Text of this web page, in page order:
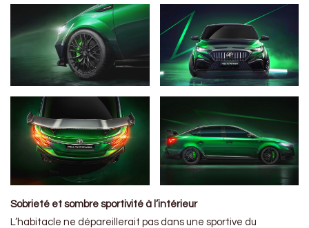
Sobrieté et sombre sportivité à l’intérieur
L’habitacle ne dépareillerait pas dans une sportive du